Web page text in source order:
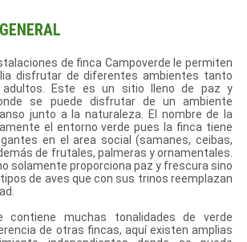
de finca Campoverde le permiten
disfrutar de diferentes ambientes tanto
adultos. Este es un sitio lleno de paz y
se puede disfrutar de un ambiente
junto a la naturaleza. El nombre de la
el entorno verde pues la finca tiene
en el area social (samanes, ceibas,
de frutales, palmeras y ornamentales.
solamente proporciona paz y frescura sino
de aves que con sus trinos reemplazan
contiene muchas tonalidades de verde
de otras fincas, aquí existen amplias